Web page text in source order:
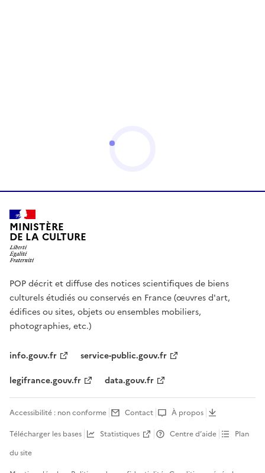
MINISTÈRE
DE LA CULTURE
POP décrit et diffuse des notices scientifiques de biens
culturels étudiés ou conservés en France (œuvres d'art,
édifices ou sites, objets ou ensembles mobiliers,
photographies, etc.)
info.gouv.fr
service-public.gouv.fr
legifrance.gouv.fr
data.gouv.fr
Accessibilité : non conforme Contact
À propos
Télécharger les bases
Statistiques Centre d’aide
Plan
du site